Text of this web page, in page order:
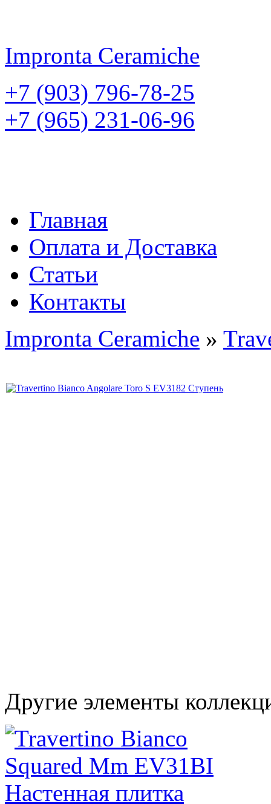
Impronta Ceramiche
+7 (903) 796-78-25
+7 (965) 231-06-96
Главная
Оплата и Доставка
Статьи
Контакты
Impronta Ceramiche »
Другие элементы